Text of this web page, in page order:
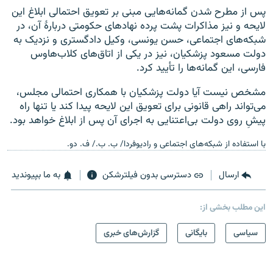
پس از مطرح شدن گمانه‌‌هایی مبنی بر تعویق احتمالی ابلاغ این
لایحه و نیز مذاکرات پشت پرده نهادهای حکومتی دربارهٔ آن، در
شبکه‌های اجتماعی، حسن یونسی، وکیل دادگستری و نزدیک به
دولت مسعود پزشکیان، نیز در یکی از اتاق‌های کلاب‌هاوس
فارسی، این گمانه‌ها را تأیید کرد.
مشخص نیست آیا دولت پزشکیان با همکاری احتمالی مجلس،
می‌تواند راهی قانونی برای تعویق این لایحه پیدا کند یا تنها راه
پیشِ‌ روی دولت بی‌اعتنایی به اجرای آن پس از ابلاغ خواهد بود.
با استفاده از شبکه‌های اجتماعی و رادیوفردا/ ب. ب./ ف. دو.
ارسال دسترسی بدون فیلترشکن به ما بپیوندید
این مطلب بخشی از:
سیاسی
بایگانی گزارش‌های خبری